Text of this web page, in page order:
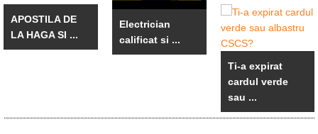
APOSTILA DE
LA HAGA SI ...
Electrician
calificat si ...
Ti-a expirat
cardul verde
sau ...